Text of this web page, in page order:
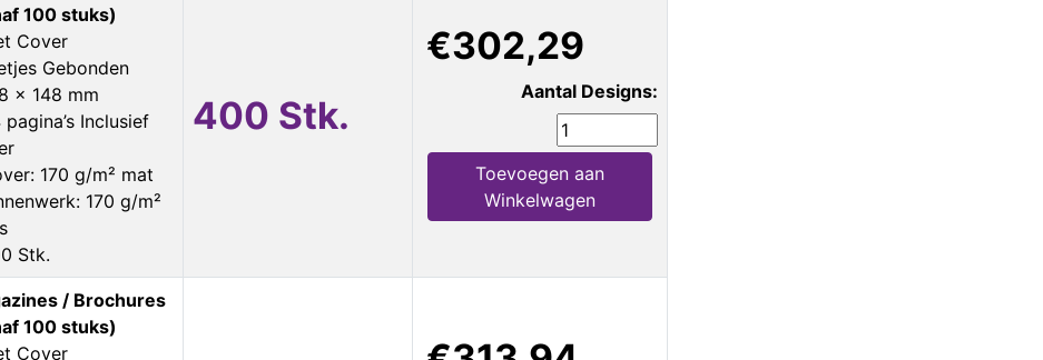
100 stuks)
Cover
Gebonden
x 148 mm
pagina’s Inclusief
170 g/m² mat
170 g/m²
Stk.
400 Stk.
€302,29
Aantal Designs:
Toevoegen aan
Winkelwagen
/ Brochures
100 stuks)
Cover